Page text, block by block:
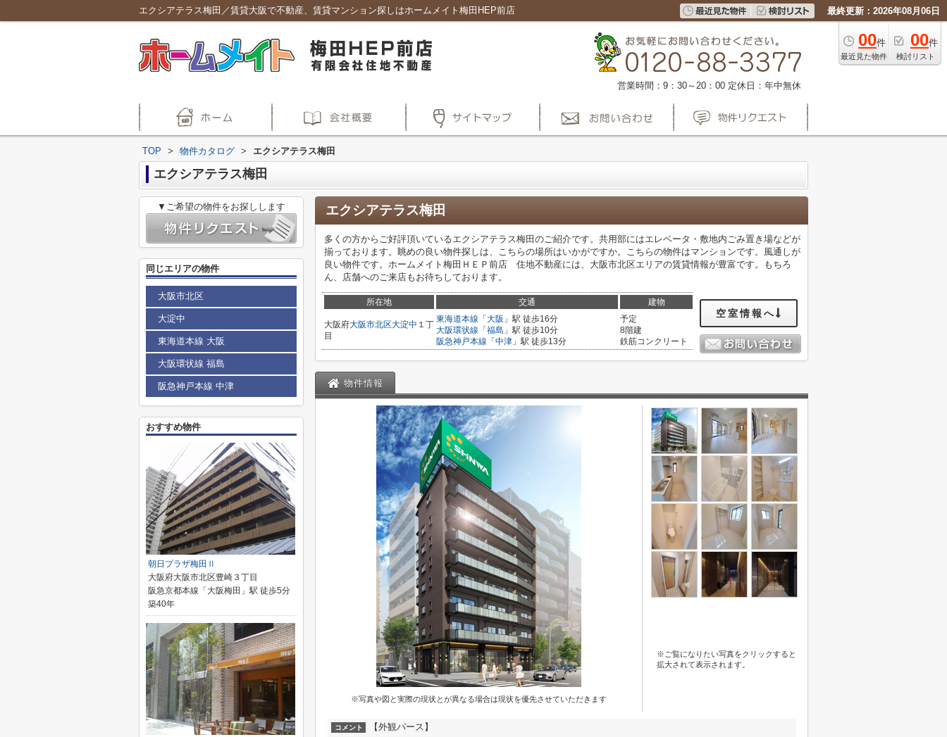
エクシアテラス梅田／賃貸大阪で不動産、賃貸マンション探しはホームメイト梅田HEP前店 最終更新：2026年08月06日
00件
最近見た物件
00件
検討リスト
営業時間：9：30～20：00 定休日：年中無休
TOP > 物件カタログ > エクシアテラス梅田
エクシアテラス梅田
エクシアテラス梅田
多くの方からご好評頂いているエクシアテラス梅田のご紹介です。共用部にはエレベータ・敷地内ごみ置き場などが
揃っております。眺めの良い物件探しは、こちらの場所はいかがですか。こちらの物件はマンションです。風通しが
良い物件です。ホームメイト梅田ＨＥＰ前店 住地不動産には、大阪市北区エリアの賃貸情報が豊富です。もちろ
ん、店舗へのご来店もお待ちしております。
所在地 交通 建物
大阪府大阪市北区大淀中 １丁
目
東海道本線 「 大阪 」駅 徒歩16分
大阪環状線 「 福島 」駅 徒歩10分
阪急神戸本線 「 中津 」駅 徒歩13分
予定
8階建
鉄筋コンクリート
空室情報へ
物件情報
※写真や図と実際の現状とが異なる場合は現状を優先させていただきます
※ご覧になりたい写真をクリックすると
拡大されて表示されます。
コメント 【外観パース】
▼ご希望の物件をお探しします
同じエリアの物件
大阪市北区
大淀中
東海道本線 大阪
大阪環状線 福島
阪急神戸本線 中津
おすすめ物件
朝日プラザ梅田Ⅱ
大阪府大阪市北区豊崎３丁目
阪急京都本線「大阪梅田」駅 徒歩5分
築40年